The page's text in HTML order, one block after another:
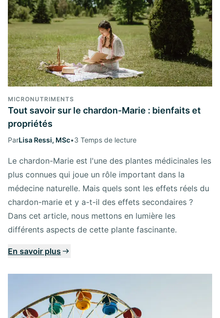
MICRONUTRIMENTS
Tout savoir sur le chardon-Marie : bienfaits et
propriétés
ParLisa Ressi, MSc•3 Temps de lecture
Le chardon-Marie est l'une des plantes médicinales les
plus connues qui joue un rôle important dans la
médecine naturelle. Mais quels sont les effets réels du
chardon-marie et y a-t-il des effets secondaires ?
Dans cet article, nous mettons en lumière les
différents aspects de cette plante fascinante.
En savoir plus